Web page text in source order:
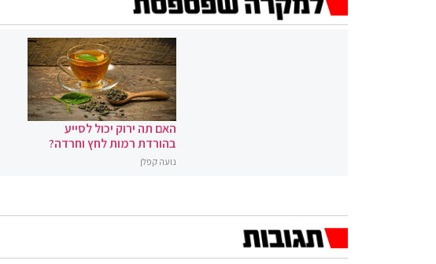
האם תה ירוק יכול לסייע
בהורדת רמות לחץ וחרדה?
נועה קפלן